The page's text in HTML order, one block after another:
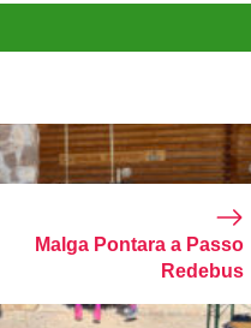
Malga Pontara a Passo
Redebus